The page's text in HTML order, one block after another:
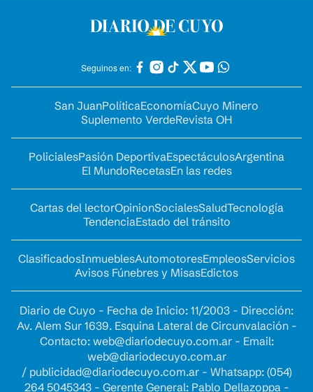
Seguinos en:
San JuanPolíticaEconomíaCuyo Minero
Suplemento VerdeRevista OH
PolicialesPasión DeportivaEspectáculosArgentina
El MundoRecetasEn las redes
Cartas del lectorOpinionSocialesSaludTecnología
TendenciaEstado del tránsito
ClasificadosInmueblesAutomotoresEmpleosServicios
Avisos Fúnebres y MisasEdictos
Diario de Cuyo - Fecha de Inicio: 11/2003 - Dirección:
Av. Alem Sur 1639. Esquina Lateral de Circunvalación -
Contacto: web@diariodecuyo.com.ar- Email:
web@diariodecuyo.com.ar
/ publicidad@diariodecuyo.com.ar- Whatsapp: (054)
264 5045343 - Gerente General: Pablo Dellazoppa -